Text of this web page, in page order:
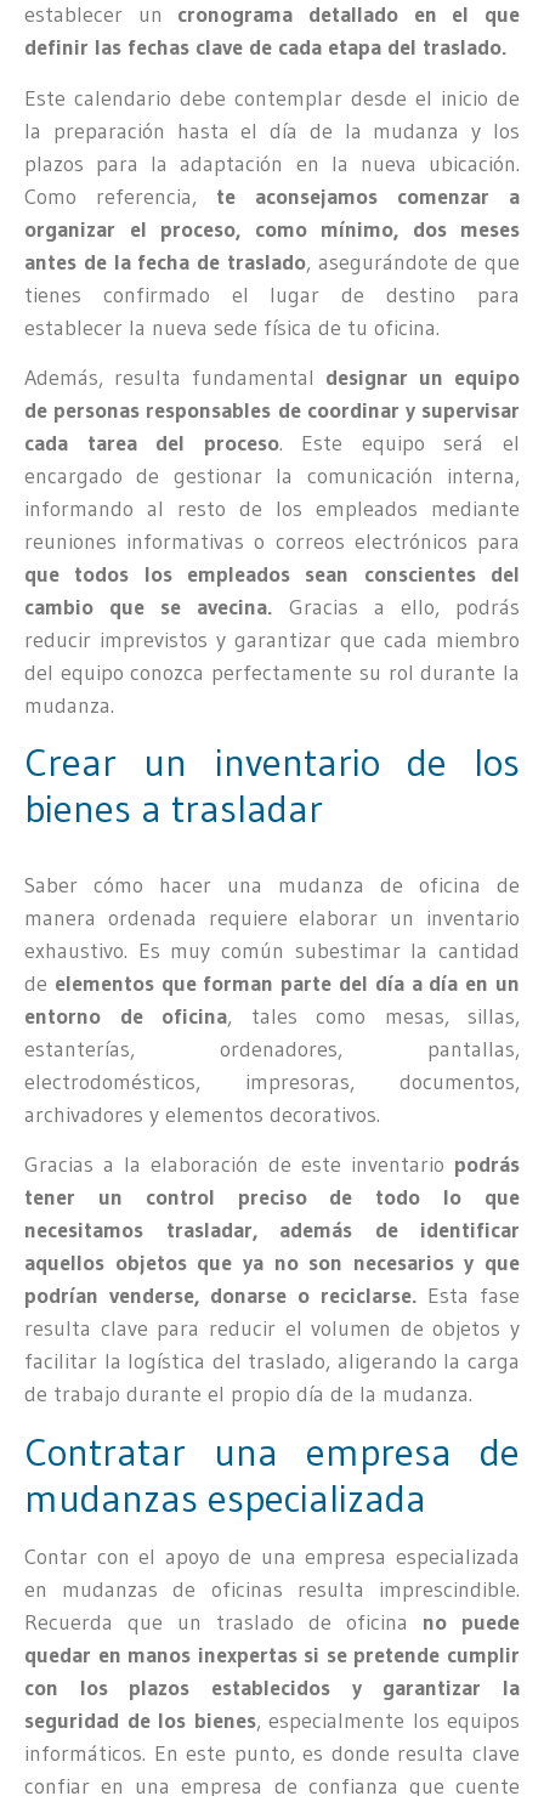
establecer un cronograma detallado en el que
definir las fechas clave de cada etapa del traslado.
Este calendario debe contemplar desde el inicio de
la preparación hasta el día de la mudanza y los
plazos para la adaptación en la nueva ubicación.
Como referencia, te aconsejamos comenzar a
organizar el proceso, como mínimo, dos meses
antes de la fecha de traslado, asegurándote de que
tienes confirmado el lugar de destino para
establecer la nueva sede física de tu oficina.
Además, resulta fundamental designar un equipo
de personas responsables de coordinar y supervisar
cada tarea del proceso. Este equipo será el
encargado de gestionar la comunicación interna,
informando al resto de los empleados mediante
reuniones informativas o correos electrónicos para
que todos los empleados sean conscientes del
cambio que se avecina. Gracias a ello, podrás
reducir imprevistos y garantizar que cada miembro
del equipo conozca perfectamente su rol durante la
mudanza.
Crear un inventario de los
bienes a trasladar
Saber cómo hacer una mudanza de oficina de
manera ordenada requiere elaborar un inventario
exhaustivo. Es muy común subestimar la cantidad
de elementos que forman parte del día a día en un
entorno de oficina, tales como mesas, sillas,
estanterías, ordenadores, pantallas,
electrodomésticos, impresoras, documentos,
archivadores y elementos decorativos.
Gracias a la elaboración de este inventario podrás
tener un control preciso de todo lo que
necesitamos trasladar, además de identificar
aquellos objetos que ya no son necesarios y que
podrían venderse, donarse o reciclarse. Esta fase
resulta clave para reducir el volumen de objetos y
facilitar la logística del traslado, aligerando la carga
de trabajo durante el propio día de la mudanza.
Contratar una empresa de
mudanzas especializada
Contar con el apoyo de una empresa especializada
en mudanzas de oficinas resulta imprescindible.
Recuerda que un traslado de oficina no puede
quedar en manos inexpertas si se pretende cumplir
con los plazos establecidos y garantizar la
seguridad de los bienes, especialmente los equipos
informáticos. En este punto, es donde resulta clave
confiar en una empresa de confianza que cuente